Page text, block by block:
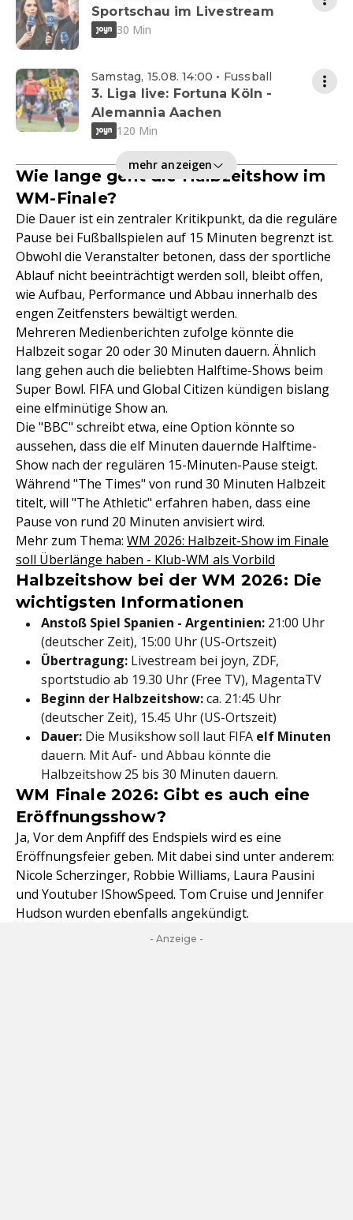
Sportschau im Livestream
30 Min
Samstag, 15.08. 14:00 • Fussball
3. Liga live: Fortuna Köln -
Alemannia Aachen
120 Min
mehr anzeigen
Wie lange geht die Halbzeitshow im
WM-Finale?
Die Dauer ist ein zentraler Kritikpunkt, da die reguläre
Pause bei Fußballspielen auf 15 Minuten begrenzt ist.
Obwohl die Veranstalter betonen, dass der sportliche
Ablauf nicht beeinträchtigt werden soll, bleibt offen,
wie Aufbau, Performance und Abbau innerhalb des
engen Zeitfensters bewältigt werden.
Mehreren Medienberichten zufolge könnte die
Halbzeit sogar 20 oder 30 Minuten dauern. Ähnlich
lang gehen auch die beliebten Halftime-Shows beim
Super Bowl. FIFA und Global Citizen kündigen bislang
eine elfminütige Show an.
Die "BBC" schreibt etwa, eine Option könnte so
aussehen, dass die elf Minuten dauernde Halftime-
Show nach der regulären 15-Minuten-Pause steigt.
Während "The Times" von rund 30 Minuten Halbzeit
titelt, will "The Athletic" erfahren haben, dass eine
Pause von rund 20 Minuten anvisiert wird.
Mehr zum Thema: WM 2026: Halbzeit-Show im Finale
soll Überlänge haben - Klub-WM als Vorbild
Halbzeitshow bei der WM 2026: Die
wichtigsten Informationen
Anstoß Spiel Spanien - Argentinien: 21:00 Uhr
(deutscher Zeit), 15:00 Uhr (US-Ortszeit)
Übertragung: Livestream bei joyn, ZDF,
sportstudio ab 19.30 Uhr (Free TV), MagentaTV
Beginn der Halbzeitshow:ca. 21:45 Uhr
(deutscher Zeit), 15.45 Uhr (US-Ortszeit)
Dauer: Die Musikshow soll laut FIFA elf Minuten
dauern. Mit Auf- und Abbau könnte die
Halbzeitshow 25 bis 30 Minuten dauern.
WM Finale 2026: Gibt es auch eine
Eröffnungsshow?
Ja, Vor dem Anpfiff des Endspiels wird es eine
Eröffnungsfeier geben. Mit dabei sind unter anderem:
Nicole Scherzinger, Robbie Williams, Laura Pausini
und Youtuber IShowSpeed. Tom Cruise und Jennifer
Hudson wurden ebenfalls angekündigt.
- Anzeige -